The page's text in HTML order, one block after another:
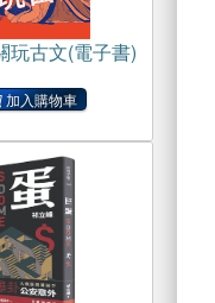
玩古文(電子書)